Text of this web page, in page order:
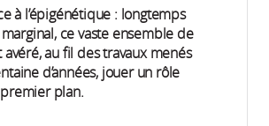
à l’épigénétique : longtemps
ce vaste ensemble de
avéré, au fil des travaux menés
d’années, jouer un rôle
plan.